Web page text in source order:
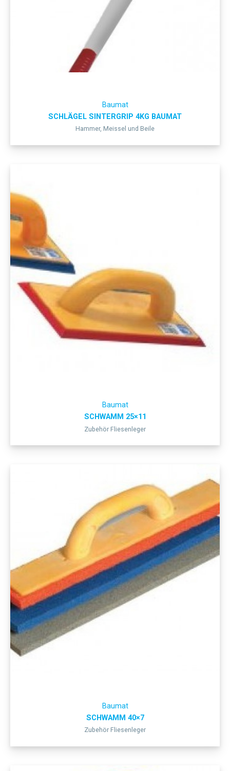
Baumat
SCHLÄGEL SINTERGRIP 4KG BAUMAT
Hammer, Meissel und Beile
Baumat
SCHWAMM 25×11
Zubehör Fliesenleger
Baumat
SCHWAMM 40×7
Zubehör Fliesenleger